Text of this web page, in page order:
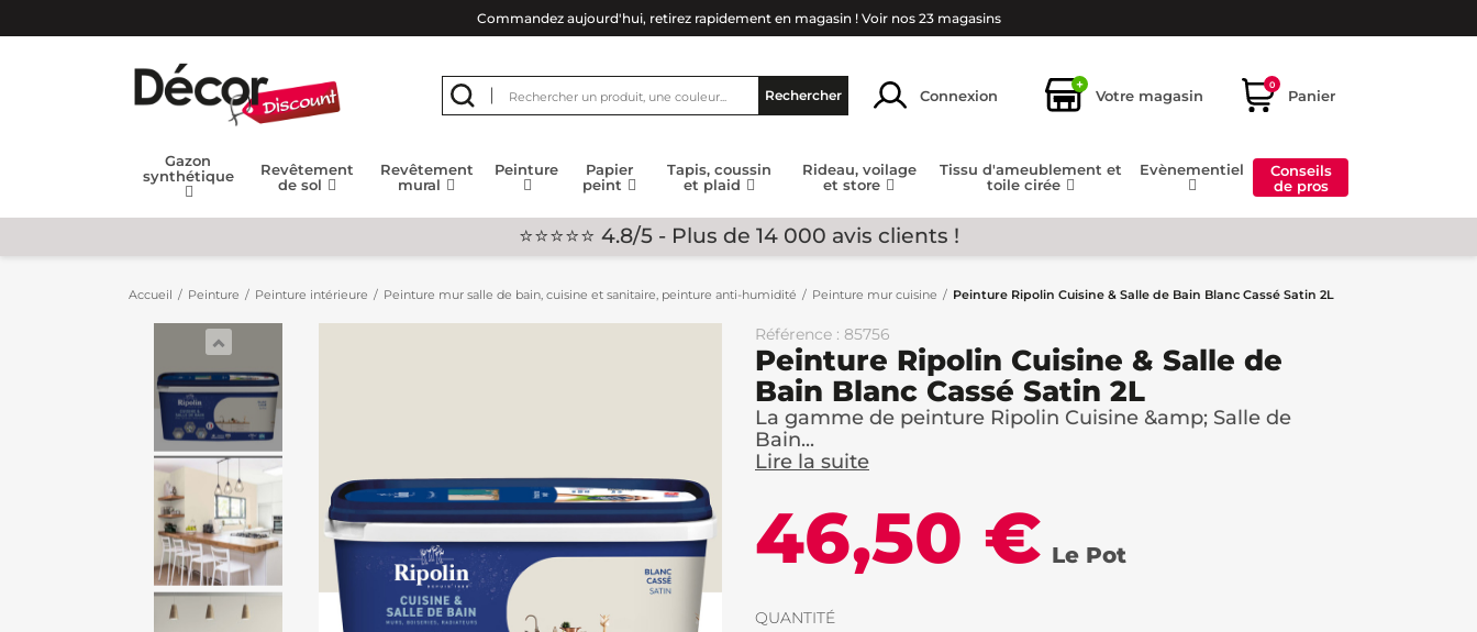
Commandez aujourd'hui, retirez rapidement en magasin ! Voir nos 23 magasins
Rechercher Connexion
+
Votre magasin
0
Panier
Gazon
synthétique
Revêtement
de sol
Revêtement
mural
Peinture
Papier
peint
Tapis, coussin
et plaid
Rideau, voilage
et store
Tissu d'ameublement et
toile cirée
Evènementiel
Conseils
de pros
⭐⭐⭐⭐⭐ 4.8/5 - Plus de 14 000 avis clients !
Accueil Peinture Peinture intérieure Peinture mur salle de bain, cuisine et sanitaire, peinture anti-humidité Peinture mur cuisine Peinture Ripolin Cuisine & Salle de Bain Blanc Cassé Satin 2L
Référence : 85756
Peinture Ripolin Cuisine & Salle de
Bain Blanc Cassé Satin 2L
La gamme de peinture Ripolin Cuisine &amp; Salle de
Bain...
Lire la suite
46,50 € Le Pot
QUANTITÉ